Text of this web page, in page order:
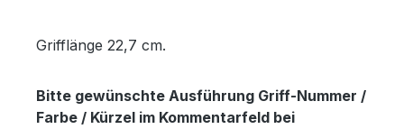
Grifflänge 22,7 cm.
Bitte gewünschte Ausführung Griff-Nummer /
Farbe / Kürzel im Kommentarfeld bei